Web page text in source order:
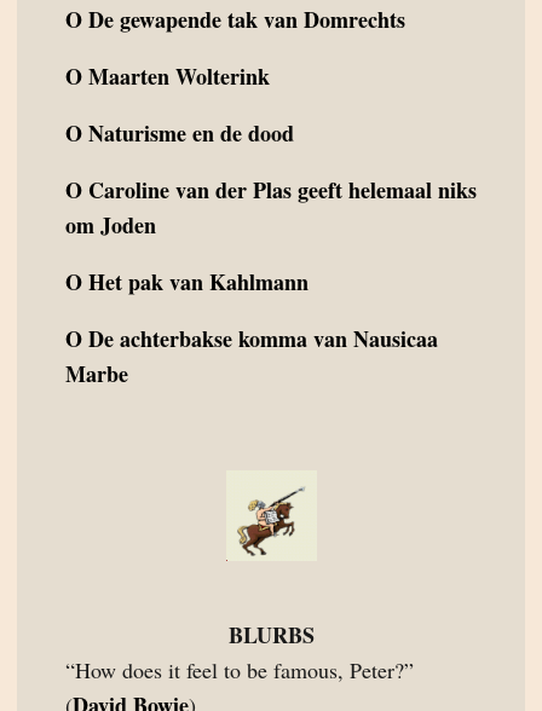
ODe gewapende tak van Domrechts
OMaarten Wolterink
ONaturisme en de dood
O Caroline van der Plas geeft helemaal niks
om Joden
OHet pak van Kahlmann
ODe achterbakse komma van Nausicaa
Marbe
BLURBS
“How does it feel to be famous, Peter?”
(David Bowie)